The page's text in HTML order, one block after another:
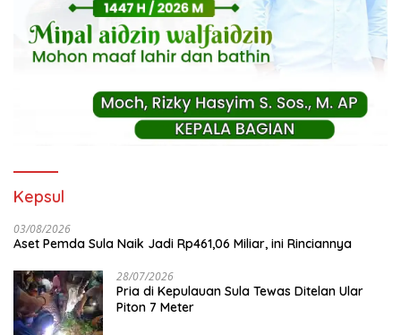
Kepsul
03/08/2026
Aset Pemda Sula Naik Jadi Rp461,06 Miliar, ini Rinciannya
28/07/2026
Pria di Kepulauan Sula Tewas Ditelan Ular
Piton 7 Meter